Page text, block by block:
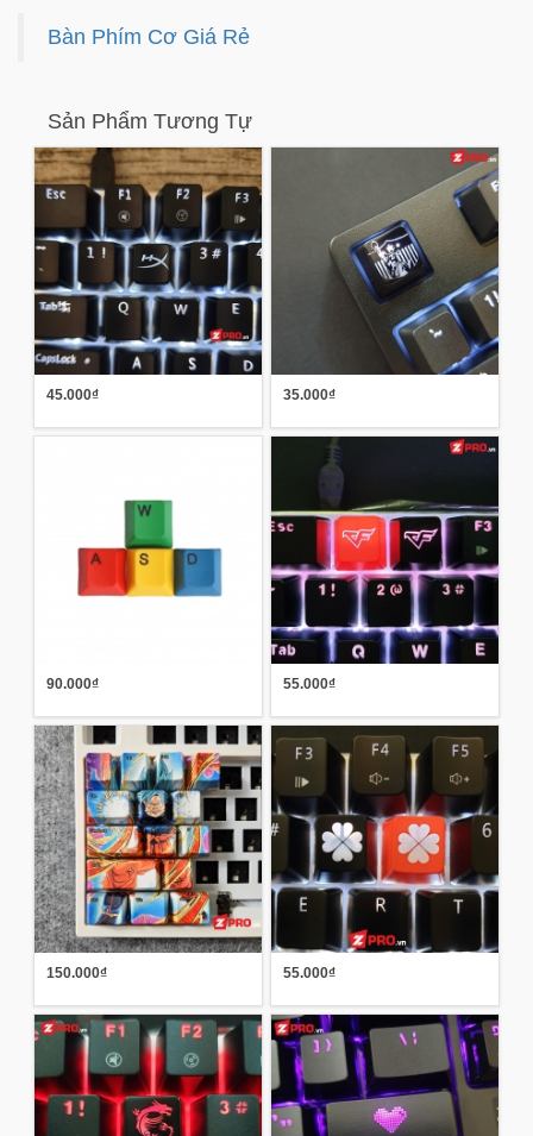
Bàn Phím Cơ Giá Rẻ
Sản Phẩm Tương Tự
45.000₫ 35.000₫
90.000₫ 55.000₫
150.000₫ 55.000₫